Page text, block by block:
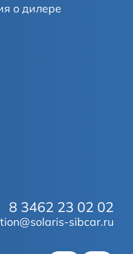
о дилере
8 3462 23 02 02
sibcar.ru